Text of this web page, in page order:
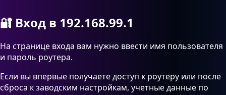
🔐 Вход в 192.168.99.1
На странице входа вам нужно ввести имя пользователя
и пароль роутера.
Если вы впервые получаете доступ к роутеру или после
сброса к заводским настройкам, учетные данные по